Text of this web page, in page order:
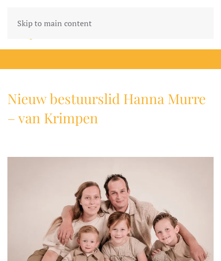
Skip to main content
Nieuw bestuurslid Hanna Murre
– van Krimpen